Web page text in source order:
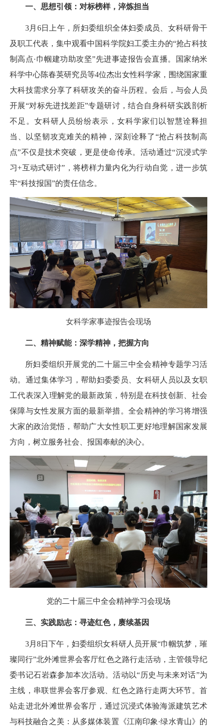
一、思想引领：对标榜样，淬炼担当
3月6日上午，所妇委组织全体妇委成员、女科研骨干
及职工代表，集中观看中国科学院妇工委主办的“抢占科技
制高点·巾帼建功助攻坚”先进事迹报告会直播。国家纳米
科学中心陈春英研究员等4位杰出女性科学家，围绕国家重
大科技需求分享了科研攻关的奋斗历程。会后，与会人员
开展“对标先进找差距”专题研讨，结合自身科研实践剖析
不足。女科研人员纷纷表示，女科学家们以智慧诠释担
当、以坚韧攻克难关的精神，深刻诠释了“抢占科技制高
点”不仅是技术突破，更是使命传承。活动通过“沉浸式学
习+互动式研讨”，将榜样力量内化为行动自觉，进一步筑
牢“科技报国”的责任信念。
女科学家事迹报告会现场
二、精神赋能：深学精神，把握方向
所妇委组织开展党的二十届三中全会精神专题学习活
动。通过集体学习，帮助妇委委员、女科研人员以及女职
工代表深入理解党的最新政策，特别是在科技创新、社会
保障与女性发展方面的最新举措。全会精神的学习将增强
大家的政治觉悟，帮助广大女性职工更好地理解国家发展
方向，树立服务社会、报国奉献的决心。
党的二十届三中全会精神学习会现场
三、实践励志：寻迹红色，赓续基因
3月8日下午，妇委组织女科研人员开展“巾帼筑梦，璀
璨同行”北外滩世界会客厅红色之路行走活动，主管领导纪
委书记石岩森参加本次活动。活动以“历史与未来对话”为
主线，串联世界会客厅参观、红色之路行走两大环节。首
站走进北外滩世界会客厅，通过沉浸式体验海派建筑艺术
与科技融合之美：从多媒体装置《江南印象·绿水青山》的